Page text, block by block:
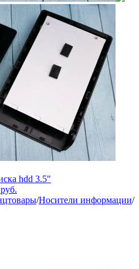
hdd 3.5"
руб.
/Носители информации/